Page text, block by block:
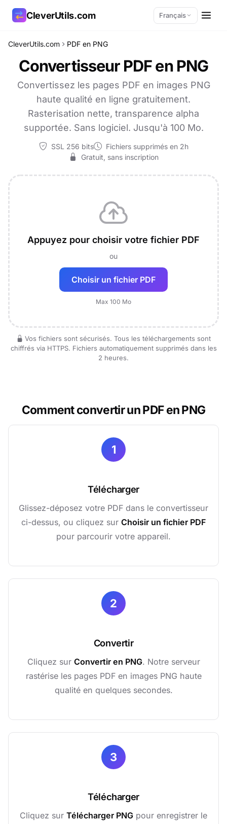
CleverUtils.com Français
CleverUtils.com PDF en PNG
Convertisseur PDF en PNG
Convertissez les pages PDF en images PNG
haute qualité en ligne gratuitement.
Rasterisation nette, transparence alpha
supportée. Sans logiciel. Jusqu'à 100 Mo.
SSL 256 bits
Fichiers supprimés en 2h
Gratuit, sans inscription
Appuyez pour choisir votre fichier PDF
ou
Choisir un fichier PDF
Max 100 Mo
Vos fichiers sont sécurisés. Tous les téléchargements sont
chiffrés via HTTPS. Fichiers automatiquement supprimés dans les
2 heures.
Comment convertir un PDF en PNG
1
Télécharger
Glissez-déposez votre PDF dans le convertisseur
ci-dessus, ou cliquez sur Choisir un fichier PDF
pour parcourir votre appareil.
2
Convertir
Cliquez sur Convertir en PNG. Notre serveur
rastérise les pages PDF en images PNG haute
qualité en quelques secondes.
3
Télécharger
Cliquez sur Télécharger PNG pour enregistrer le
Copier le lien